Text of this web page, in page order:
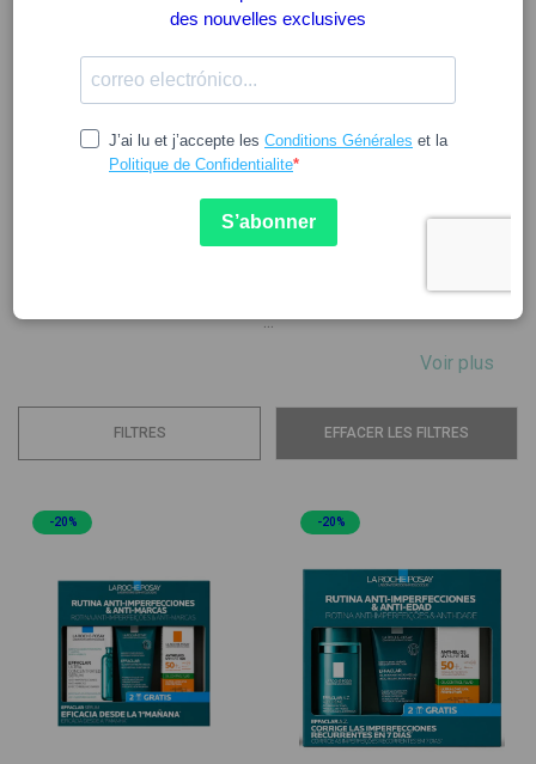
LA ROCHE POSAY
Résultat de la combinaison d'une eau thermale de source et
sensible, La Roche-Posay est une marque spécialisée
différentes gammes et pour différents types de peau,
toujours avec un accent sur les besoins de la peau
...
Voir plus
FILTRES EFFACER LES FILTRES
-20% -20%